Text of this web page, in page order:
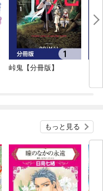
峠鬼【分冊版】
もっと見る